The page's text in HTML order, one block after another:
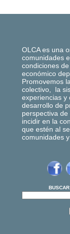
OLCA es una
comunidades
condiciones
económico
Promovemos
colectivo, la
experiencias y
desarrollo de
perspectiva
incidir en la
que estén al
comunidades
BUSCAR